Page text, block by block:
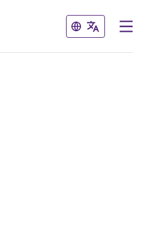
Κλείσιμο
Κλείσιμο